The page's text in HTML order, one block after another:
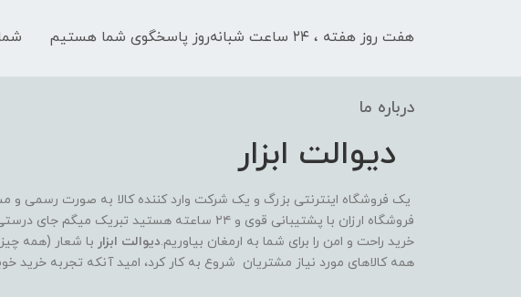
هفت روز هفته ، ۲۴ ساعت شبانه‌روز پاسخگوی شما هستیم
درباره ما
دیوالت ابزار
یک فروشگاه اینترنتی بزرگ و یک شرکت وارد کننده کالا به صورت رسمی و
فروشگاه ارزان با پشتیبانی قوی و ۲۴ ساعته هستید
خرید راحت و امن را برای شما به ارمغان بیاوریم.دیوالت ابزار با شعار (همه
همه کالاهای مورد نیاز مشتریان شروع به کار کرد، امید آنکه تجربه خرید